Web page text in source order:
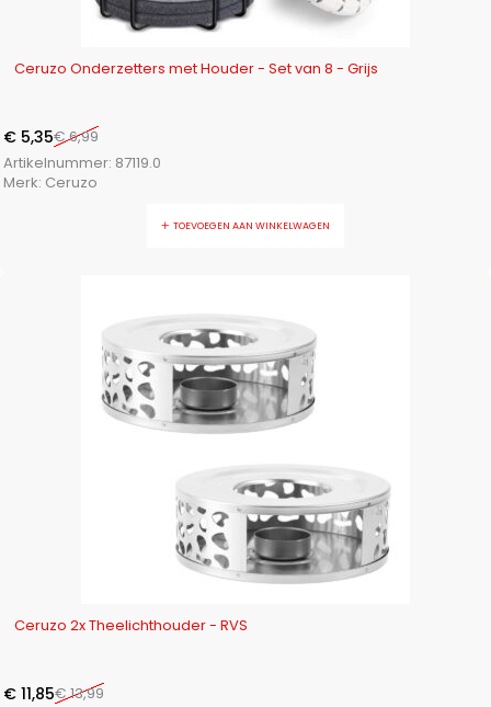
-23%
Ceruzo Onderzetters met Houder - Set van 8 - Grijs
€6,99
€ 5,35
Artikelnummer: 87119.0
Merk: Ceruzo
TOEVOEGEN AAN WINKELWAGEN
-15%
Ceruzo 2x Theelichthouder - RVS
€13,99
€ 11,85